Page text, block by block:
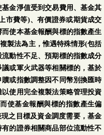
金淨值受到交易費用、基金其
市費等)、有價證券或期貨成交
使本基金報酬與標的指數產生
製法為主，惟遇特殊情形(包括
動性不足、預期標的指數成分
或軍火武器等相關標的，基於
或指數調整因不同幣別換匯時
使用完全複製法策略管理投資
使基金報酬與標的指數產生偏
之目標及資金調度需要，基金
的證券相關商品部位流動性不